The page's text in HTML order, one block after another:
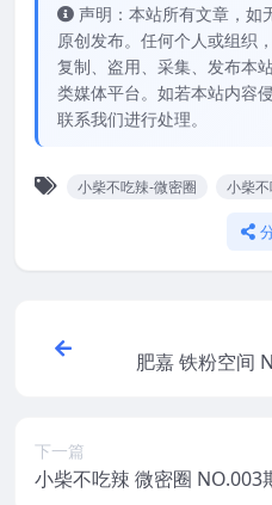
声明：本站所有文章，如
原创发布。任何个人或组织
复制、盗用、采集、发布本
类媒体平台。如若本站内容
联系我们进行处理。
小柴不吃辣-微密圈 小柴
肥嘉 铁粉空间
下一篇
小柴不吃辣 微密圈 NO.003